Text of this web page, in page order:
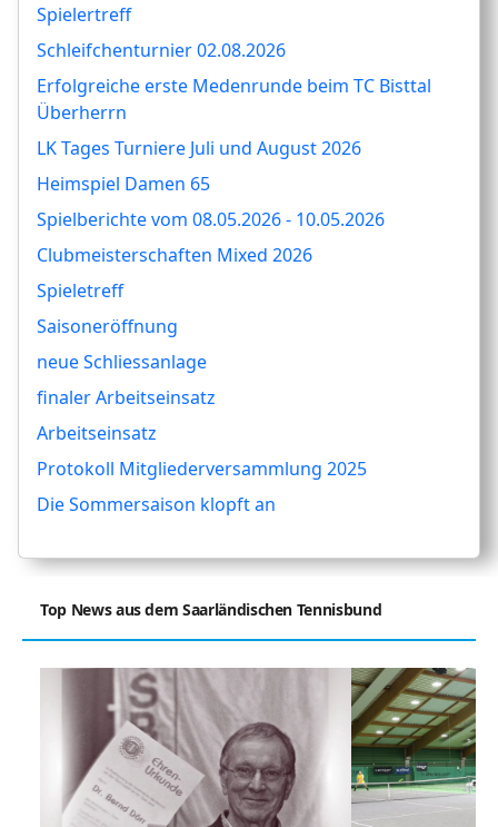
Spielertreff
Schleifchenturnier 02.08.2026
Erfolgreiche erste Medenrunde beim TC Bisttal
Überherrn
LK Tages Turniere Juli und August 2026
Heimspiel Damen 65
Spielberichte vom 08.05.2026 - 10.05.2026
Clubmeisterschaften Mixed 2026
Spieletreff
Saisoneröffnung
neue Schliessanlage
finaler Arbeitseinsatz
Arbeitseinsatz
Protokoll Mitgliederversammlung 2025
Die Sommersaison klopft an